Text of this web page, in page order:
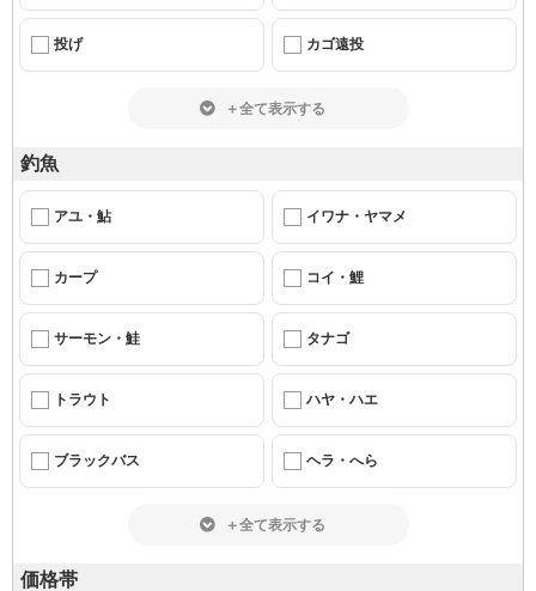
投げ カゴ遠投
＋全て表示する
釣魚
アユ・鮎 イワナ・ヤマメ
カープ コイ・鯉
サーモン・鮭 タナゴ
トラウト ハヤ・ハエ
ブラックバス ヘラ・へら
＋全て表示する
価格帯